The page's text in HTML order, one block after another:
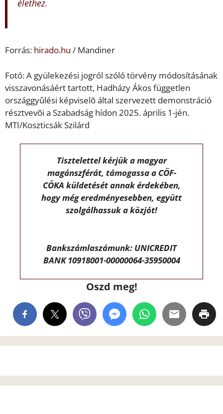
élethez.
Forrás: hirado.hu / Mandiner
Fotó: A gyülekezési jogról szóló törvény módosításának
visszavonásáért tartott, Hadházy Ákos független
országgyûlési képviselõ által szervezett demonstráció
résztvevõi a Szabadság hídon 2025. április 1-jén.
MTI/Koszticsák Szilárd
Tisztelettel kérjük a magyar
magánszférát, támogassa a CÖF-
CÖKA küldetését annak érdekében,
hogy még eredményesebben, együtt
szolgálhassuk a közjót!
Bankszámlaszámunk: UNICREDIT
BANK 10918001-00000064-35950004
Oszd meg!